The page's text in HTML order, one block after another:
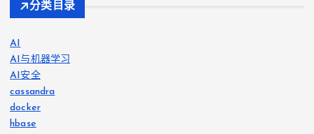
分类目录
AI
AI与机器学习
AI安全
cassandra
docker
hbase